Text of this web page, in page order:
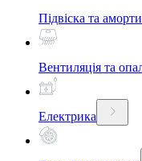
Підвіска та
Вентиляція та
Електрика